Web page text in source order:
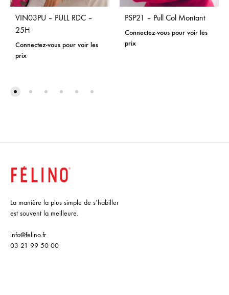
VIN03PU – PULL RDC –
25H
Connectez-vous pour voir les
prix
PSP21 – Pull Col Montant
Connectez-vous pour voir les
prix
La manière la plus simple de s’habiller
est souvent la meilleure.
info@felino.fr
03 21 99 50 00